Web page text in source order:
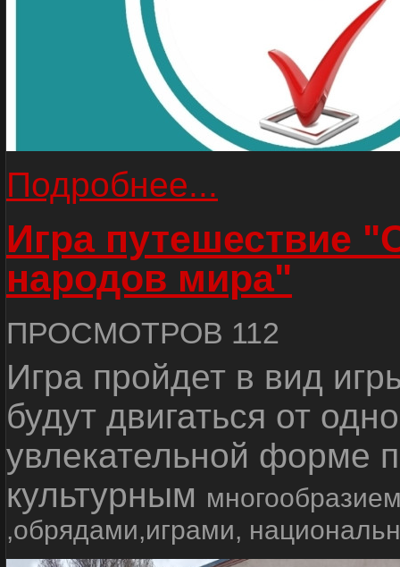
Подробнее...
Игра путешествие
народов мира"
ПРОСМОТРОВ 112
Игра пройдет в вид
будут двигаться от
увлекательной форме
культурным
,обрядами,играми,